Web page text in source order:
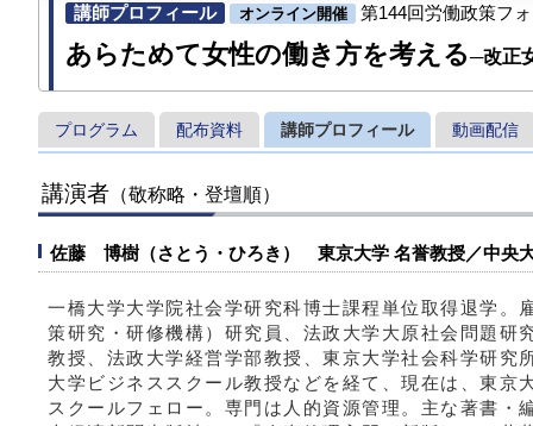
講師プロフィール オンライン開催 第144回労働政策フ
あらためて女性の働き方を考える─改正
プログラム 配布資料 講師プロフィール 動画配信
講演者 （敬称略・登壇順）
佐藤 博樹（さとう・ひろき） 東京大学 名誉教授／中央
一橋大学大学院社会学研究科博士課程単位取得退学。
策研究・研修機構）研究員、法政大学大原社会問題研
教授、法政大学経営学部教授、東京大学社会科学研究
大学ビジネススクール教授などを経て、現在は、東京
スクールフェロー。専門は人的資源管理。主な著書・